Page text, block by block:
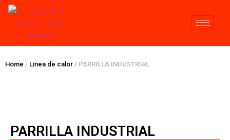
Home / Linea de calor / PARRILLA INDUSTRIAL
PARRILLA INDUSTRIAL